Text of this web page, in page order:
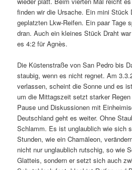
finden wir die Ursache. Ein mini Stück
geplatzten Lkw-Reifen. Ein paar Tage
dran. Auch ein kleines Stück Draht
es 4:2 für Agnès.
Die Küstenstraße von San Pedro bis
staubig, wenn es nicht regnet. Am
verlassen, scheint die Sonne und es
um die Mittagszeit setzt starker
Pause und Diskussionen mit
Deutschland geht es weiter. Ohne
Schlamm. Es ist unglaublich wie sich
Stunden, wie ein Chamäleon,
nicht nur unglaublich rutschig, so wie
Glatteis, sondern er setzt sich auch